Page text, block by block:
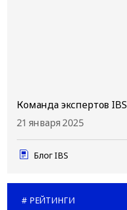
Команда экспертов IBS
21 января 2025
Блог IBS
РЕЙТИНГИ